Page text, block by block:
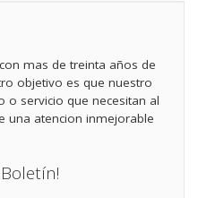
mas de treinta años de
objetivo es que nuestro
o servicio que necesitan al
una atencion inmejorable